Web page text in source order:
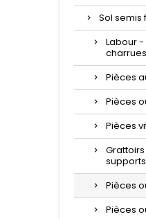
Sol semis
Labour -
charrues
Pièces
Pièces
Pièces
supports
Pièces
Pièces